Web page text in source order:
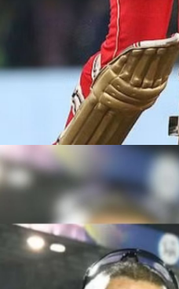
Web Story
मोहाली में हुए
देखने के लिए
स्टार स्टेडियम